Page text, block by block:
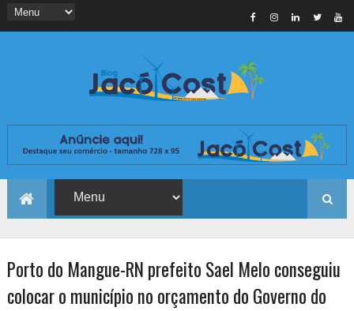
Porto do Mangue-RN prefeito Sael Melo conseguiu
colocar o município no orçamento do Governo do